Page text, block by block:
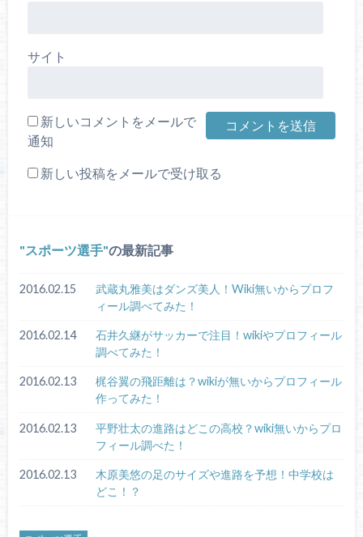
サイト
新しいコメントをメールで
通知
新しい投稿をメールで受け取る
スポーツ選手 の最新記事
2016.02.15
武蔵丸雅美はダンズ美人！Wiki無いからプロフ
ィール調べてみた！
2016.02.14
石井久継がサッカーで注目！wikiやプロフィール
調べてみた！
2016.02.13
梶谷翼の飛距離は？wikiが無いからプロフィール
作ってみた！
2016.02.13
平野壮太の進路はどこの高校？wiki無いからプロ
フィール調べた！
2016.02.13
木原美悠の足のサイズや進路を予想！中学校は
どこ！？